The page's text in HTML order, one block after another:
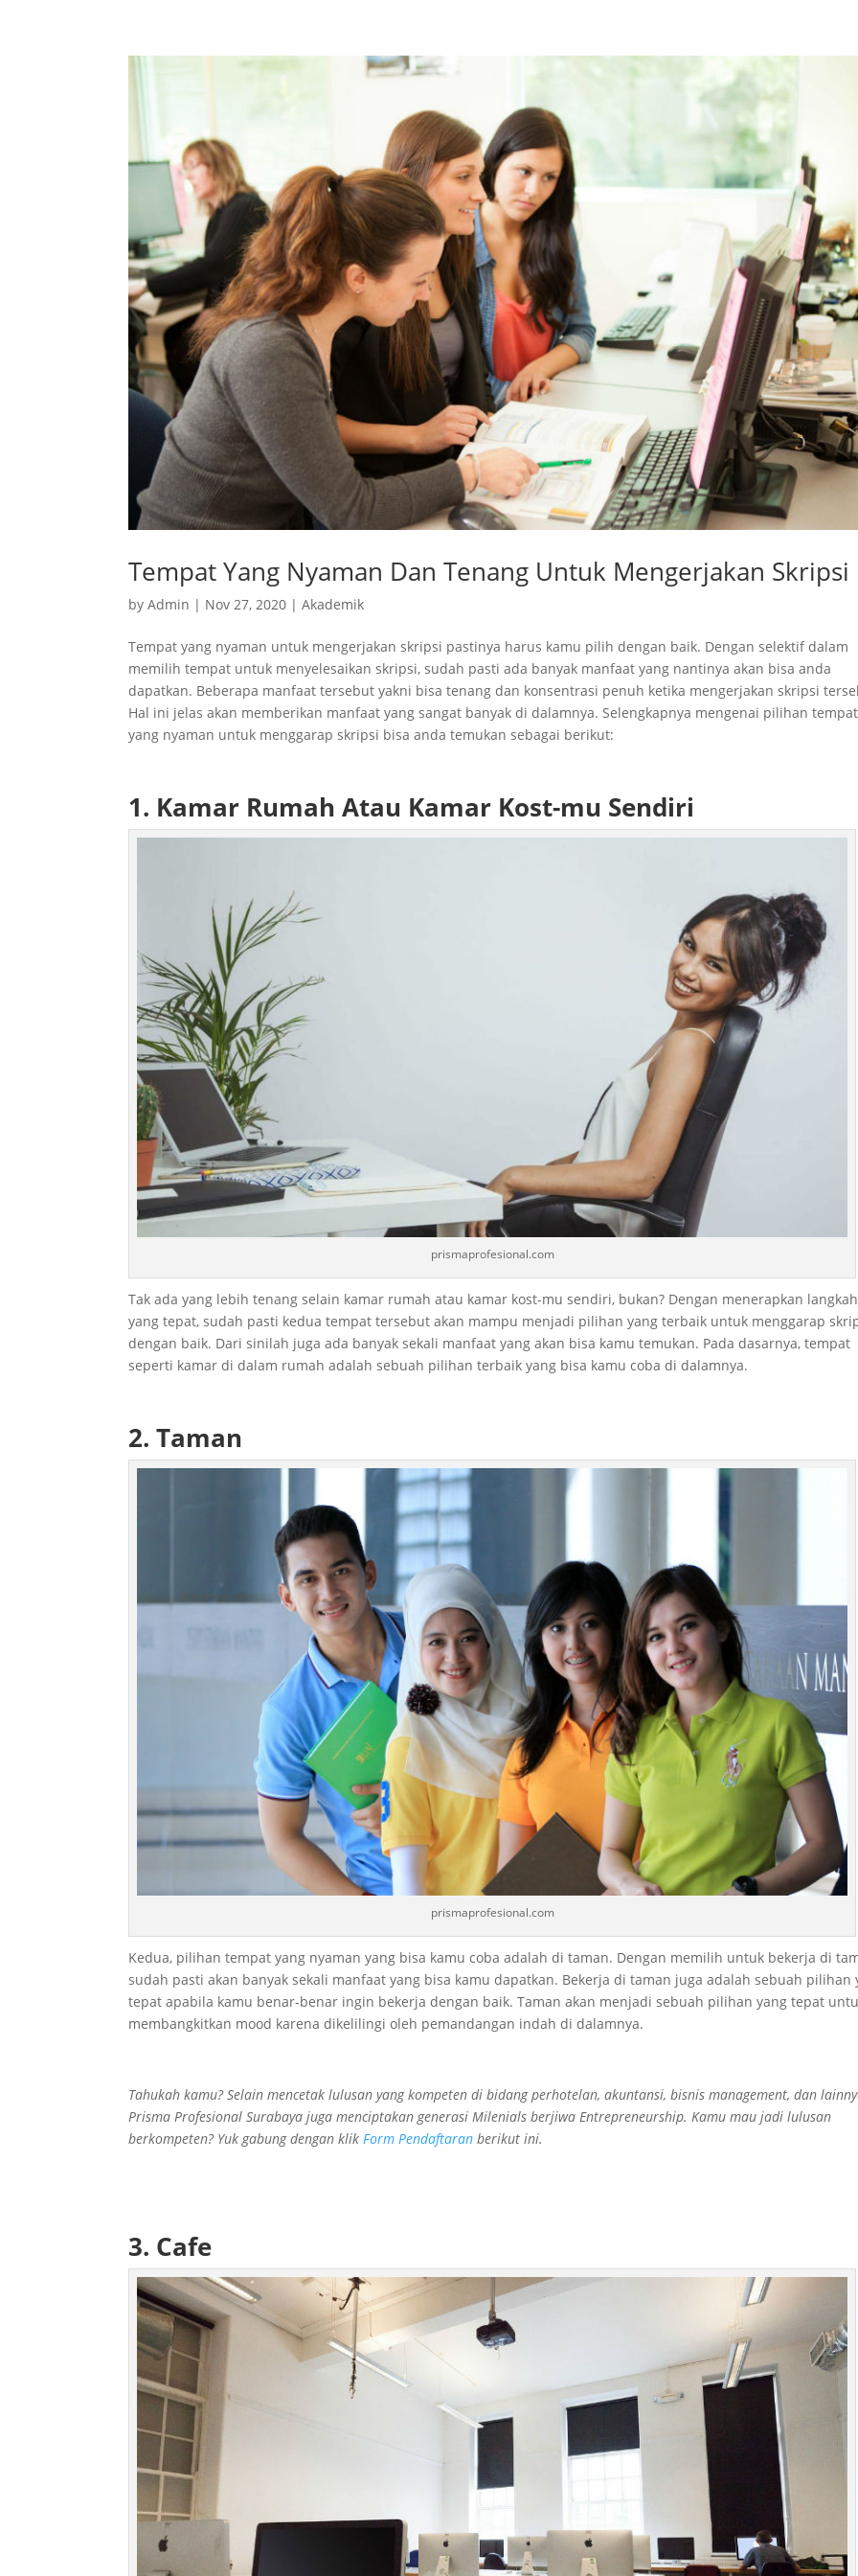
Tempat Yang Nyaman Dan Tenang Untuk Mengerjakan Skripsi
byAdmin | Nov 27, 2020 |Akademik
Tempat yang nyaman untuk mengerjakan skripsi pastinya harus kamu pilih dengan baik. Dengan selektif dalam
memilih tempat untuk menyelesaikan skripsi, sudah pasti ada banyak manfaat yang nantinya akan bisa anda
dapatkan. Beberapa manfaat tersebut yakni bisa tenang dan konsentrasi penuh ketika mengerjakan skripsi
Hal ini jelas akan memberikan manfaat yang sangat banyak di dalamnya. Selengkapnya mengenai pilihan tempat
yang nyaman untuk menggarap skripsi bisa anda temukan sebagai berikut:
1. Kamar Rumah Atau Kamar Kost-mu Sendiri
prismaprofesional.com
Tak ada yang lebih tenang selain kamar rumah atau kamar kost-mu sendiri, bukan? Dengan menerapkan langkah
yang tepat, sudah pasti kedua tempat tersebut akan mampu menjadi pilihan yang terbaik untuk menggarap
dengan baik. Dari sinilah juga ada banyak sekali manfaat yang akan bisa kamu temukan. Pada dasarnya, tempat
seperti kamar di dalam rumah adalah sebuah pilihan terbaik yang bisa kamu coba di dalamnya.
2. Taman
prismaprofesional.com
Kedua, pilihan tempat yang nyaman yang bisa kamu coba adalah di taman. Dengan memilih untuk bekerja di
sudah pasti akan banyak sekali manfaat yang bisa kamu dapatkan. Bekerja di taman juga adalah sebuah pilihan
tepat apabila kamu benar-benar ingin bekerja dengan baik. Taman akan menjadi sebuah pilihan yang tepat
membangkitkan mood karena dikelilingi oleh pemandangan indah di dalamnya.
Tahukah kamu? Selain mencetak lulusan yang kompeten di bidang perhotelan, akuntansi, bisnis management, dan
Prisma Profesional Surabaya juga menciptakan generasi Milenials berjiwa Entrepreneurship. Kamu mau jadi lulusan
berkompeten? Yuk gabung dengan klikForm Pendaftaran berikut ini.
3. Cafe